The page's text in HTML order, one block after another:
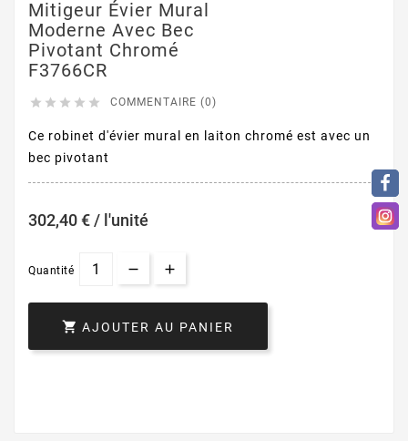
Mitigeur Évier Mural
Moderne Avec Bec
Pivotant Chromé
F3766CR
     COMMENTAIRE (0)
Ce robinet d'évier mural en laiton chromé est avec un
bec pivotant
302,40 € / l'unité
Quantité
 AJOUTER AU PANIER